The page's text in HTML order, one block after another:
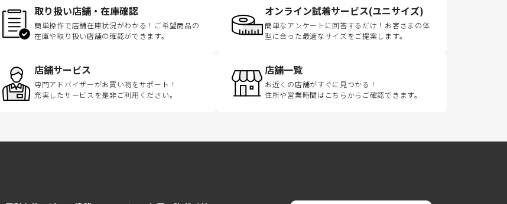
取り扱い店舗・在庫確認
簡単操作で店舗在庫状況がわかる！ご希望商品の
在庫や取り扱い店舗の確認ができます。
オンライン試着サービス(ユニサイズ)
簡単なアンケートに回答するだけ！お客さまの体
型に合った最適なサイズをご提案します。
店舗サービス
専門アドバイザーがお買い物をサポート！
充実したサービスを是非ご利用ください。
店舗一覧
お近くの店舗がすぐに見つかる！
住所や営業時間はこちらからご確認できます。